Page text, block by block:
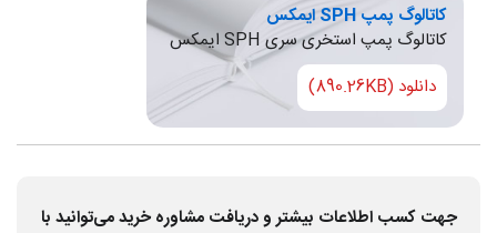
کاتالوگ پمپ SPH ایمکس
کاتالوگ پمپ استخری سری SPH ایمکس
دانلود (890.26KB)
جهت کسب اطلاعات بیشتر و دریافت مشاوره خرید می‌توانید با